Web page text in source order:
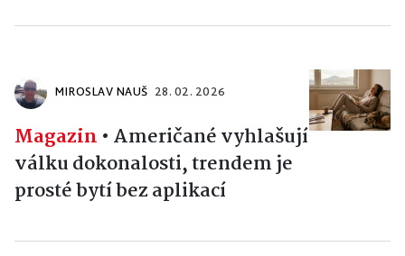
MIROSLAV NAUŠ 28. 02. 2026
Magazin • Američané vyhlašují
válku dokonalosti, trendem je
prosté bytí bez aplikací